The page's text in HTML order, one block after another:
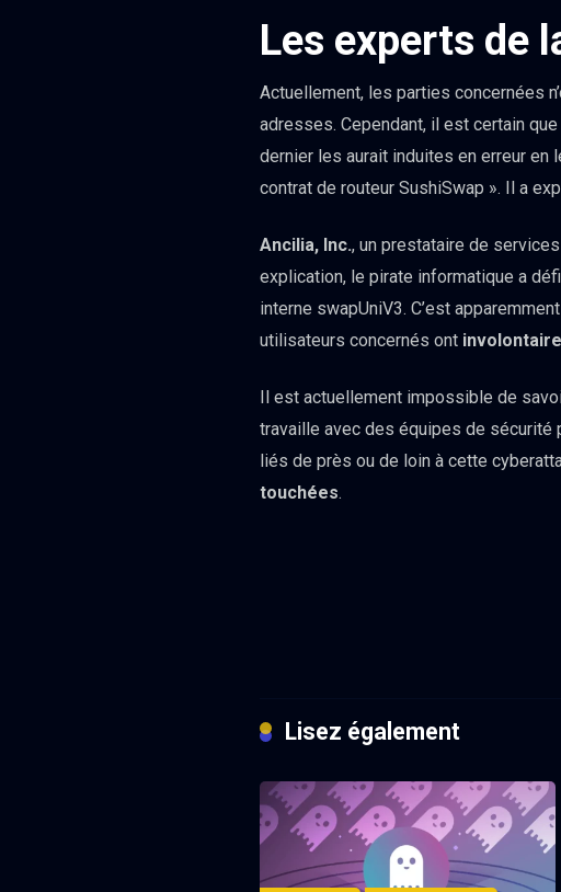
Les experts de
Actuellement, les parties concernées
adresses. Cependant, il est certain
dernier les aurait induites en erreur en
contrat de routeur SushiSwap ». Il a
Ancilia, Inc., un prestataire de
explication, le pirate informatique a
interne swapUniV3. C’est
utilisateurs concernés ont
Il est actuellement impossible de
travaille avec des équipes de sécurité
liés de près ou de loin à cette
touchées.
Lisez également